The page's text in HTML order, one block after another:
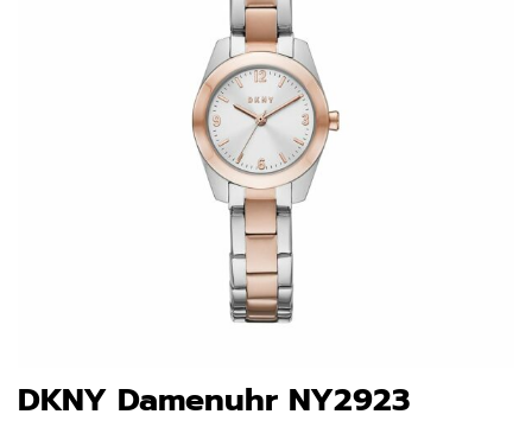
DKNY Damenuhr NY2923